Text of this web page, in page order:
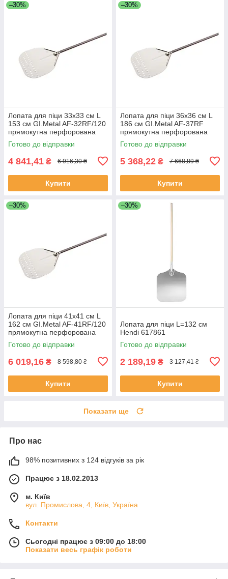
–30%
Лопата для піци 33х33 см L
153 см GI.Metal AF-32RF/120
прямокутна перфорована
Готово до відправки
4 841,41 ₴ 6 916,30 ₴
Купити
–30%
Лопата для піци 36х36 см L
186 см GI.Metal AF-37RF
прямокутна перфорована
Готово до відправки
5 368,22 ₴ 7 668,89 ₴
Купити
–30%
Лопата для піци 41х41 см L
162 см GI.Metal AF-41RF/120
прямокутна перфорована
Готово до відправки
6 019,16 ₴ 8 598,80 ₴
Купити
–30%
Лопата для піци L=132 cм
Hendi 617861
Готово до відправки
2 189,19 ₴ 3 127,41 ₴
Купити
Показати ще
Про нас
98% позитивних з 124 відгуків за рік
Працює з 18.02.2013
м. Київ
вул. Промислова, 4, Київ, Україна
Контакти
Сьогодні працює з 09:00 до 18:00
Показати весь графік роботи